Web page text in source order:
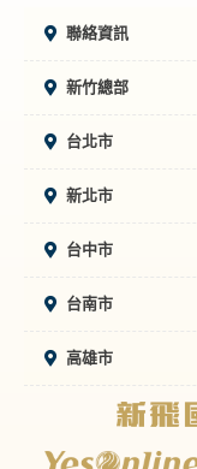
聯絡資訊
新竹總部
台北市
新北市
台中市
台南市
高雄市